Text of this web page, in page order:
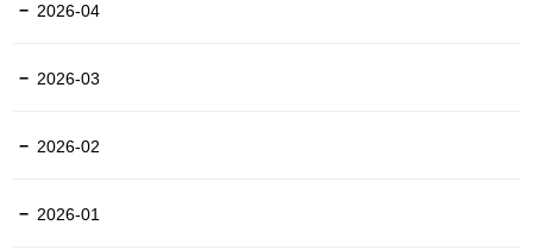
2026-04
2026-03
2026-02
2026-01